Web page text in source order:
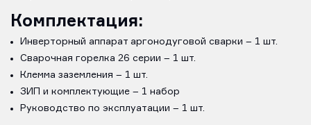
Комплектация:
Инверторный аппарат аргонодуговой сварки – 1 шт.
Сварочная горелка 26 серии – 1 шт.
Клемма заземления – 1 шт.
ЗИП и комплектующие – 1 набор
Руководство по эксплуатации – 1 шт.